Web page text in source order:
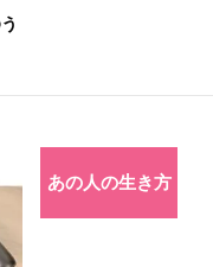
あの人の生き方